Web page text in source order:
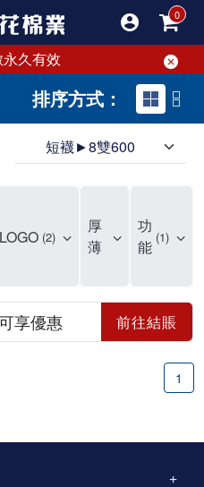
久有效
排序方式：
短襪►8雙600
LOGO 2
厚
薄
功
能 1
享優惠 前往結賬
1